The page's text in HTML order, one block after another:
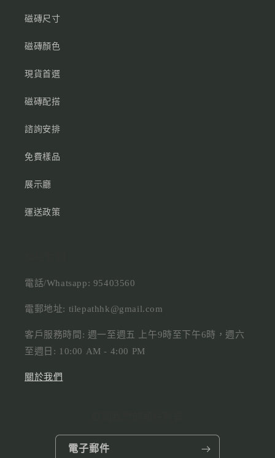
磁磚尺寸
磁磚顏色
現貨首選
磁磚配搭
諮詢安排
免費樣品
展示廳
運送政策
電話/Whatsapp: 95403560
電郵地址: tilepathhk@gmail.com
客戶服務時間: 週一至週五 上午9時至下午6時，週六
至週日: 10:00 AM - 4:00 PM
關於我們
電子郵件